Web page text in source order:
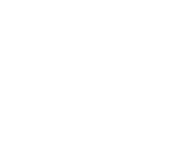
operações